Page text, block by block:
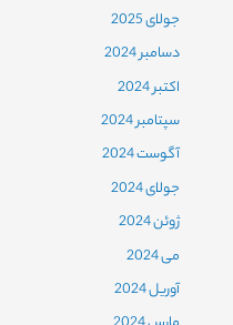
جولای 2025
دسامبر 2024
اکتبر 2024
سپتامبر 2024
آگوست 2024
جولای 2024
ژوئن 2024
می 2024
آوریل 2024